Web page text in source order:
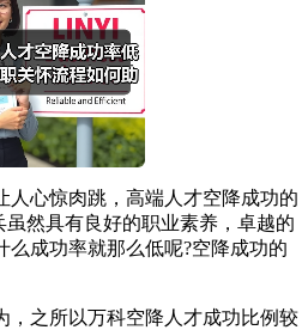
心惊肉跳，高端人才空降成功的
虽然具有良好的职业素养，卓越的
么成功率就那么低呢?空降成功的
之所以万科空降人才成功比例较